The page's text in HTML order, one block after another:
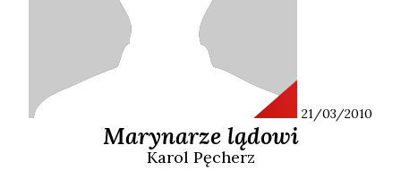
21/03/2010
Marynarze lądowi
Karol Pęcherz